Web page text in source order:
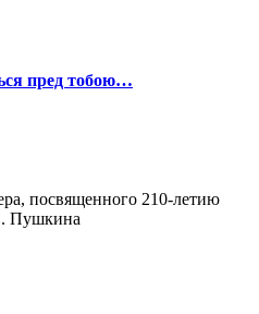
пред тобою…
посвященного 210-летию
Пушкина